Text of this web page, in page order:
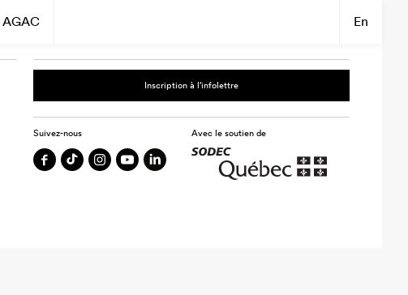
En
Inscription à l’infolettre
Suivez-nous Avec le soutien de